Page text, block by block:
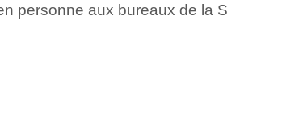
personne aux bureaux de la S